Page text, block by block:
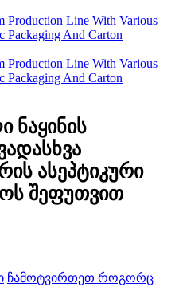
ნაყინის
ასეპტიკური
შეფუთვით
ჩამოტვირთეთ როგორც